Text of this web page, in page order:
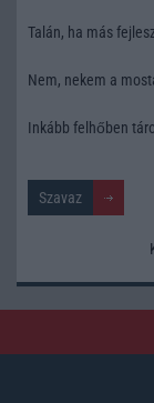
Talán, ha más
Nem, nekem a
Inkább felhőben